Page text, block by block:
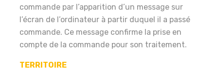
commande par l’apparition d’un message sur
l’écran de l’ordinateur à partir duquel il a passé
commande. Ce message confirme la prise en
compte de la commande pour son traitement.
TERRITOIRE